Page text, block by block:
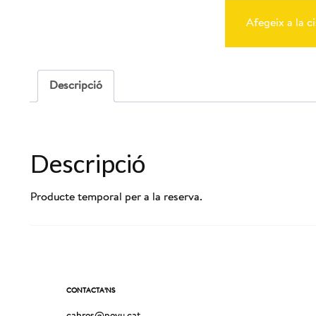
Reserva
21-
Afegeix a la
Descripció
Descripció
Producte temporal per a la reserva.
CONTACTA’NS